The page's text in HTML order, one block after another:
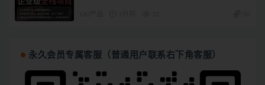
永久会员专属客服（普通用户联系右下角客服）